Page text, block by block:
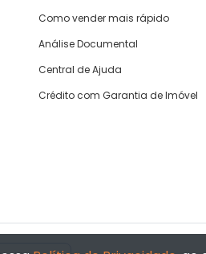
Como vender mais rápido
Análise Documental
Central de Ajuda
Crédito com Garantia de Imóvel